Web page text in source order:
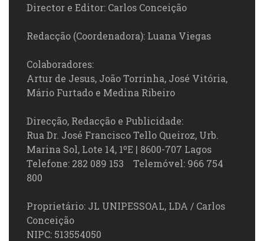
Director e Editor: Carlos Conceição
Redacção (Coordenadora): Luana Viegas
Colaboradores:
Artur de Jesus, João Torrinha, José Vitória,
Mário Furtado e Medina Ribeiro
Direcção, Redacção e Publicidade:
Rua Dr. José Francisco Tello Queiroz, Urb.
Marina Sol, Lote 14, 1ºE | 8600-707 Lagos
Telefone: 282 089 153 Telemóvel: 966 754
800
Proprietário: JL UNIPESSOAL, LDA / Carlos
Conceição
NIPC: 513554050